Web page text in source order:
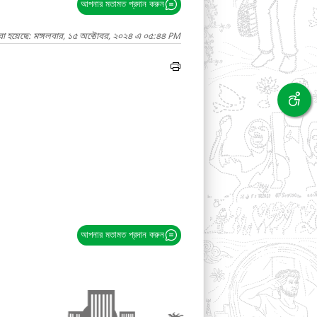
আপনার মতামত প্রদান করুন
হয়েছে: মঙ্গলবার, ১৫ অক্টোবর, ২০২৪ এ ০৫:৪৪ PM
আপনার মতামত প্রদান করুন